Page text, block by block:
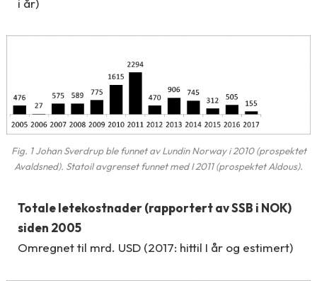
Fig. 1 Johan Sverdrup ble funnet av Lundin Norway i 2010 (prospektet
Avaldsned). Statoil avgrenset funnet med I 2011 (prospektet Aldous).
Totale letekostnader (rapportert av SSB i NOK)
siden 2005
Omregnet til mrd. USD (2017: hittil I år og estimert)